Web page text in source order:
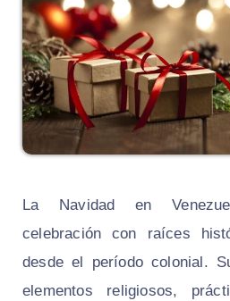
La Navidad en
celebración con raíces
desde el período colonial.
elementos religiosos,